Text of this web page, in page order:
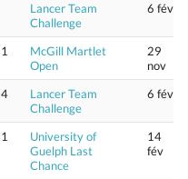
Lancer Team
Challenge
6 fév
1
McGill Martlet
Open
29
nov
4
Lancer Team
Challenge
6 fév
1
University of
Guelph Last
Chance
14
fév